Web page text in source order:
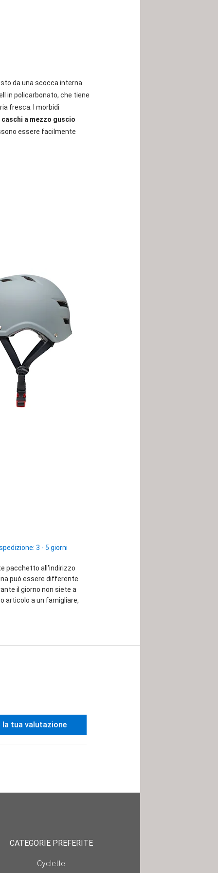
da una scocca interna
in policarbonato, che tiene
fresca. I morbidi
caschi a mezzo guscio
essere facilmente
3 - 5 giorni
pacchetto all'indirizzo
può essere differente
il giorno non siete a
articolo a un famigliare,
la tua valutazione
CATEGORIE PREFERITE
Cyclette